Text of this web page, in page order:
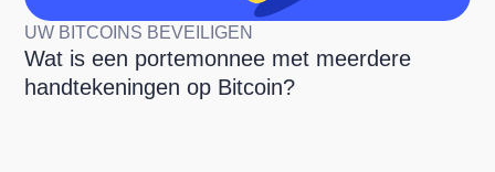
UW BITCOINS BEVEILIGEN
Wat is een portemonnee met meerdere
handtekeningen op Bitcoin?